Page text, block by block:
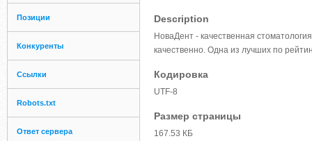
Позиции
Конкуренты
Ссылки
Robots.txt
Ответ сервера
Description
НоваДент - качественная
качественно. Одна из лучших по
Кодировка
UTF-8
Размер страницы
167.53 КБ